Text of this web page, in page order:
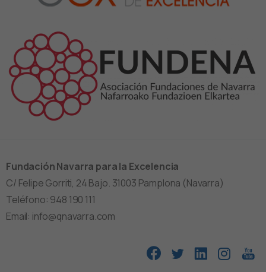
Fundación Navarra para la Excelencia
C/ Felipe Gorriti, 24 Bajo. 31003 Pamplona (Navarra)
Teléfono: 948 190 111
Email: info@qnavarra.com